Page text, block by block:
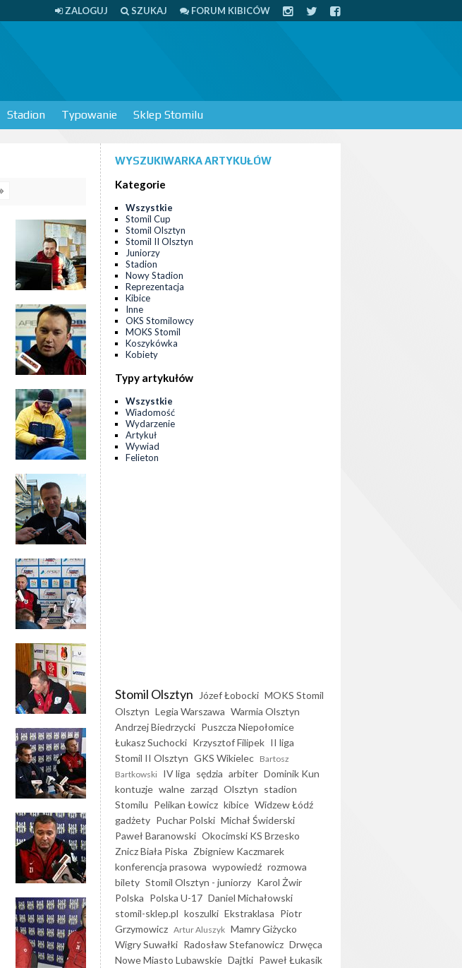
ZALOGUJ SZUKAJ FORUM KIBICÓW
Stadion Typowanie Sklep Stomilu
WYSZUKIWARKA ARTYKUŁÓW
Kategorie
Wszystkie
Stomil Cup
Stomil Olsztyn
Stomil II Olsztyn
Juniorzy
Stadion
Nowy Stadion
Reprezentacja
Kibice
Inne
OKS Stomilowcy
MOKS Stomil
Koszykówka
Kobiety
Typy artykułów
Wszystkie
Wiadomość
Wydarzenie
Artykuł
Wywiad
Felieton
Stomil Olsztyn Józef Łobocki MOKS Stomil
Olsztyn Legia Warszawa Warmia Olsztyn
Andrzej Biedrzycki Puszcza Niepołomice
Łukasz Suchocki Krzysztof Filipek II liga
Stomil II Olsztyn GKS Wikielec Bartosz
Bartkowski IV liga sędzia arbiter Dominik Kun
kontuzje walne zarząd Olsztyn stadion
Stomilu Pelikan Łowicz kibice Widzew Łódź
gadżety Puchar Polski Michał Świderski
Paweł Baranowski Okocimski KS Brzesko
Znicz Biała Piska Zbigniew Kaczmarek
konferencja prasowa wypowiedź rozmowa
bilety Stomil Olsztyn - juniorzy Karol Żwir
Polska Polska U-17 Daniel Michałowski
stomil-sklep.pl koszulki Ekstraklasa Piotr
Grzymowicz Artur Aluszyk Mamry Giżycko
Wigry Suwałki Radosław Stefanowicz Drwęca
Nowe Miasto Lubawskie Dajtki Paweł Łukasik